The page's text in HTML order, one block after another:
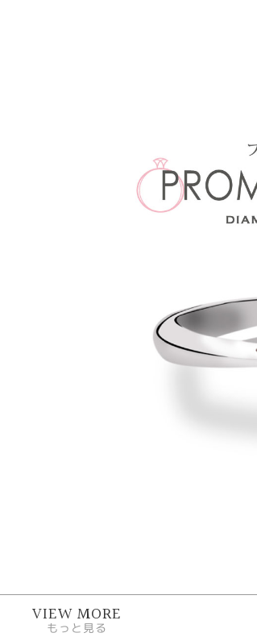
VIEW MORE
もっと見る